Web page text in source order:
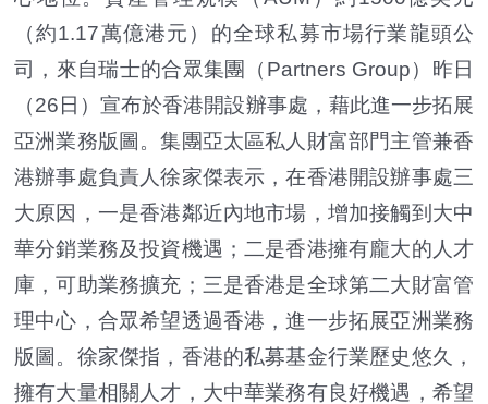
（約1.17萬億港元）的全球私募市場行業龍頭公
司，來自瑞士的合眾集團（Partners Group）昨日
（26日）宣布於香港開設辦事處，藉此進一步拓展
亞洲業務版圖。集團亞太區私人財富部門主管兼香
港辦事處負責人徐家傑表示，在香港開設辦事處三
大原因，一是香港鄰近內地市場，增加接觸到大中
華分銷業務及投資機遇；二是香港擁有龐大的人才
庫，可助業務擴充；三是香港是全球第二大財富管
理中心，合眾希望透過香港，進一步拓展亞洲業務
版圖。徐家傑指，香港的私募基金行業歷史悠久，
擁有大量相關人才，大中華業務有良好機遇，希望